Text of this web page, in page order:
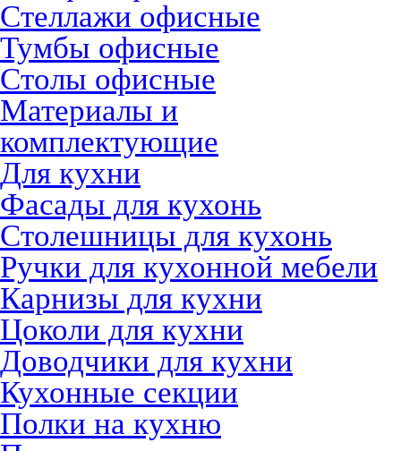
Стеллажи офисные
Тумбы офисные
Столы офисные
Материалы и
комплектующие
Для кухни
Фасады для кухонь
Столешницы для кухонь
Ручки для кухонной мебели
Карнизы для кухни
Цоколи для кухни
Доводчики для кухни
Кухонные секции
Полки на кухню